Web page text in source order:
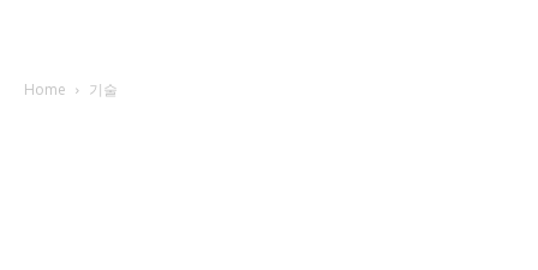
Home 기술